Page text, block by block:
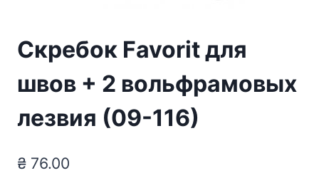
Скребок Favorit для
швов + 2 вольфрамовых
лезвия (09-116)
₴ 76.00